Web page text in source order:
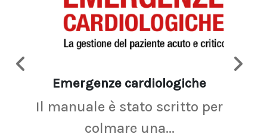
Emergenze cardiologiche
Il manuale è stato scritto per
colmare una...